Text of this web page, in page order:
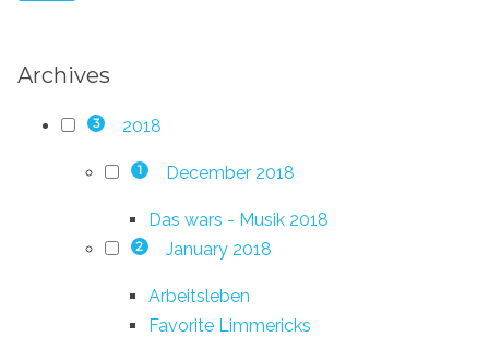
Archives
3 2018
1 December 2018
Das wars - Musik 2018
2 January 2018
Arbeitsleben
Favorite Limmericks